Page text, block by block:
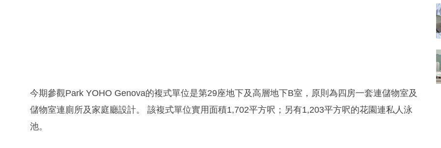
今期參觀Park YOHO Genova的複式單位是第29座地下及高層地下B室，原則為四房一套連儲物室及
儲物室連廁所及家庭廳設計。 該複式單位實用面積1,702平方呎；另有1,203平方呎的花園連私人泳
池。